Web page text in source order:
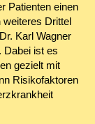
Patienten einen
weiteres Drittel
Karl Wagner
Dabei ist es
gezielt mit
Risikofaktoren